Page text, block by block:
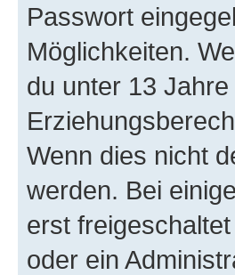
Passwort
Möglichkeiten.
du unter 13
Wenn dies nicht
werden. Bei
erst
oder ein